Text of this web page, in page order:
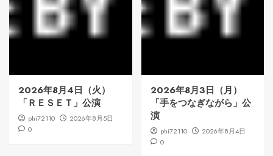
2026年8月4日（火）
「ＲＥＳＥＴ」公演
phi72110
2026年8月5日
0
2026年8月3日（月）
「手をつなぎながら」公
演
phi72110
2026年8月4日
0